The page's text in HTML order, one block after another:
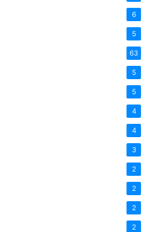
6
5
63
5
5
4
4
3
2
2
2
2